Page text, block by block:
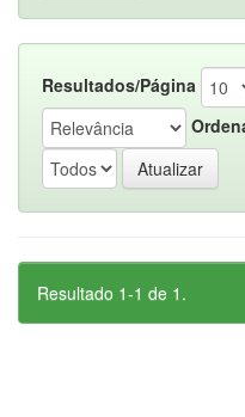
Resultados/Página
Resultado 1-1 de 1.